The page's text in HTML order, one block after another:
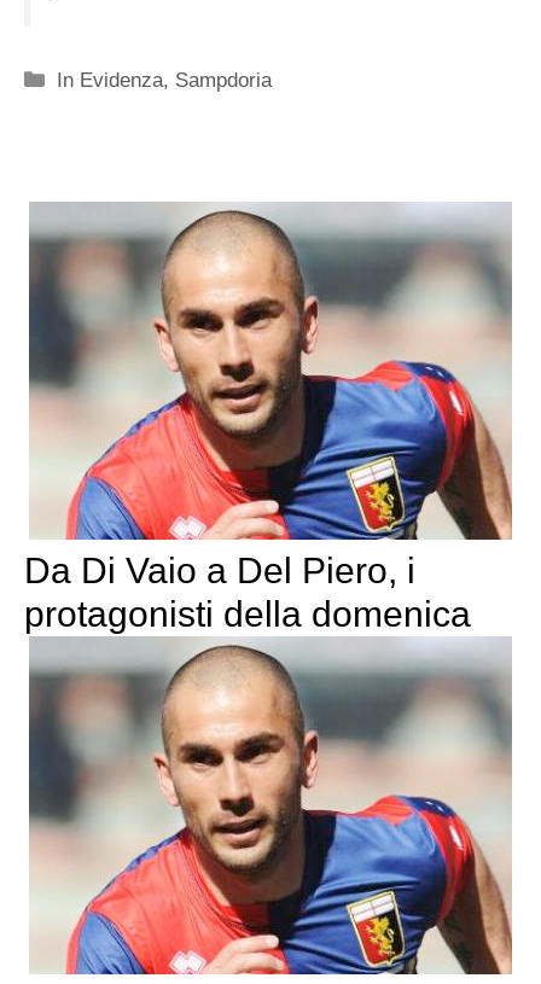
Categorie
In Evidenza, Sampdoria
Da Di Vaio a Del Piero, i
protagonisti della domenica